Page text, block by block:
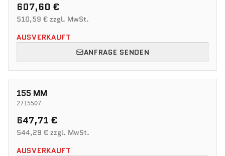
607,60 €
510,59 € zzgl. MwSt.
AUSVERKAUFT
ANFRAGE SENDEN
155 MM
2715507
647,71 €
544,29 € zzgl. MwSt.
AUSVERKAUFT